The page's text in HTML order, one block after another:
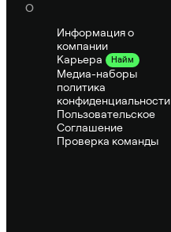
О
Информация о
компании
Карьера
Найм
Медиа-наборы
политика
конфиденциальности
Пользовательское
Соглашение
Проверка команды